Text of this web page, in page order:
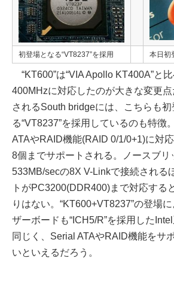
初登場となる“VT8237”を採用 本日初
“KT600”は“VIA Apollo KT400A”と
400MHzに対応したのが大きな変更
されるSouth bridgeには、こちらも初
る“VT8237”を採用しているのも特徴
ATAやRAID機能(RAID 0/1/0+1)に対
8個までサポートされる。ノースブリ
533MB/secの8X V-Linkで接続される
トがPC3200(DDR400)まで対応する
りはない。“KT600+VT8237”の登場
ザーボードも“ICH5/R”を採用した
同じく、Serial ATAやRAID機能をサ
いといえるだろう。